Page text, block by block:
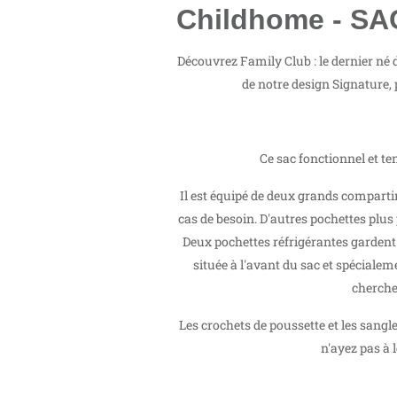
Childhome -
Découvrez Family Club : le dernier
de notre design
Ce sac fonctionnel et
Il est équipé de deux grands
cas de besoin. D'autres pochettes
Deux pochettes réfrigérantes
située à l'avant du sac et
Les crochets de poussette et les
n'ayez pas à